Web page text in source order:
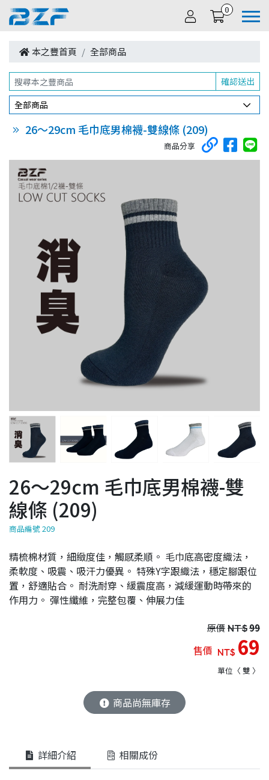
0
本之豐首頁 全部商品
確認送出
全部商品
26～29cm 毛巾底男棉襪-雙線條 (209)
商品分享
26～29cm 毛巾底男棉襪-雙
線條 (209)
商品編號 209
精梳棉材質，細緻度佳，觸感柔順。 毛巾底高密度織法，
柔軟度、吸震、吸汗力優異。 特殊Y字跟織法，穩定腳跟位
置，舒適貼合。 耐洗耐穿、緩震度高，減緩運動時帶來的
作用力。 彈性纖維，完整包覆、伸展力佳
原價NT$99
售價 NT$ 69
單位〈 雙 〉
商品尚無庫存
詳細介紹 相關成份